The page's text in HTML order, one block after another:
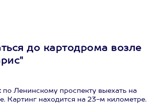
до картодрома возле
по Ленинскому проспекту выехать на
Картинг находится на 23-м километре.